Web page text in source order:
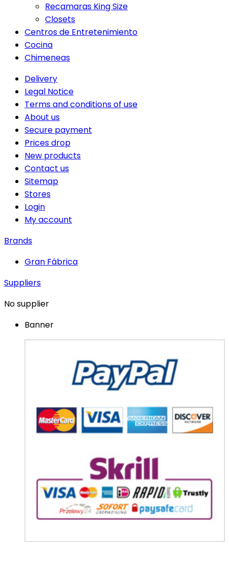
Recamaras King Size
Closets
Centros de Entretenimiento
Cocina
Chimeneas
Delivery
Legal Notice
Terms and conditions of use
About us
Secure payment
Prices drop
New products
Contact us
Sitemap
Stores
Login
My account
Brands
Gran Fábrica
Suppliers
No supplier
Banner